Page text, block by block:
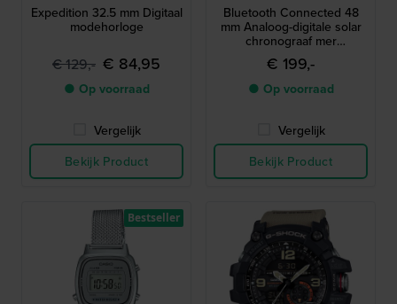
Expedition 32.5 mm Digitaal
modehorloge
€ 129,- € 84,95
● Op voorraad
Vergelijk
Bekijk Product
Bluetooth Connected 48
mm Analoog-digitale solar
chronograaf mer
Smartphone link
€ 199,-
● Op voorraad
Vergelijk
Bekijk Product
Bestseller